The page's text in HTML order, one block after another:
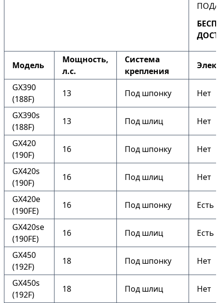
Модель
Мощность,
л.с.
Система
крепления
GX390
(188F)
13 Под шпонку Нет
GX390s
(188F)
13 Под шлиц Нет
GX420
(190F)
16 Под шпонку Нет
GX420s
(190F)
16 Под шлиц Нет
GX420e
(190FE)
16 Под шпонку Есть
GX420se
(190FE)
16 Под шлиц Есть
GX450
(192F)
18 Под шпонку Нет
GX450s
(192F)
18 Под шлиц Нет